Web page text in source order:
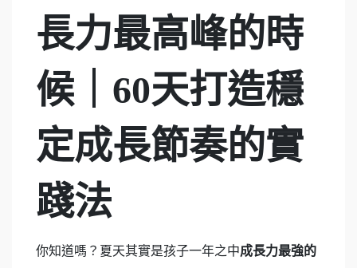
長力最高峰的時
候｜60天打造穩
定成長節奏的實
踐法
你知道嗎？夏天其實是孩子一年之中成長力最強的